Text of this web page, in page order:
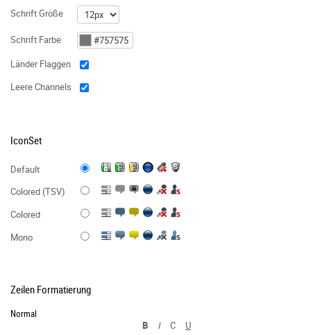
Schrift Größe
Schrift Farbe
Länder Flaggen
Leere Channels
IconSet
Default
Colored (TSV)
Colored
Mono
Zeilen Formatierung
Normal
B
I C
U